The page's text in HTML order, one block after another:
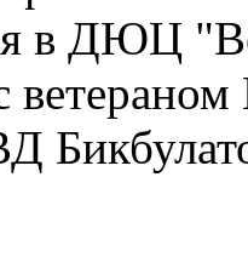
в ДЮЦ